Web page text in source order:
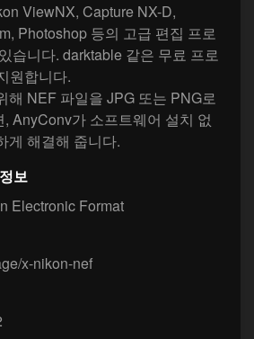
ViewNX, Capture NX-D,
Photoshop 등의 고급 편집 프로
습니다. darktable 같은 무료 프로
원합니다.
해 NEF 파일을 JPG 또는 PNG로
, AnyConv가 소프트웨어 설치 없
게 해결해 줍니다.
보
Electronic Format
x-nikon-nef